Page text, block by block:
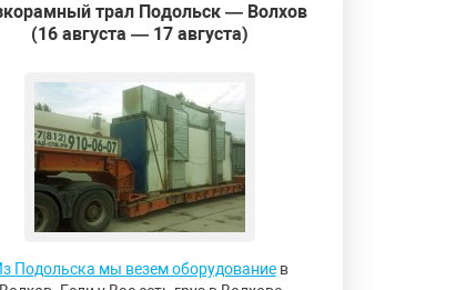
трал Подольск — Волхов
(16 августа — 17 августа)
Подольска мы везем оборудованиев